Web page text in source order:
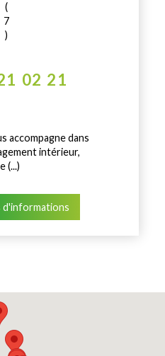
(
7
)
02 21
accompagne dans
intérieur,
(...)
d'informations